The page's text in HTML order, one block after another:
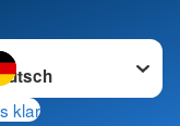
wechseln zu
klar